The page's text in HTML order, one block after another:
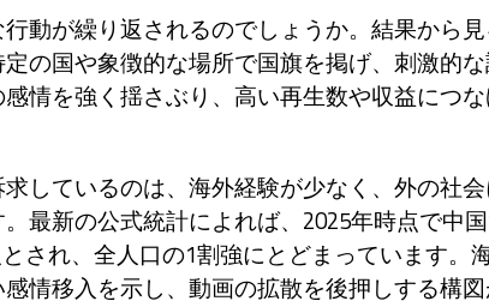
動が繰り返されるのでしょうか。結果から
の国や象徴的な場所で国旗を掲げ、刺激的
情を強く揺さぶり、高い再生数や収益につ
しているのは、海外経験が少なく、外の社
最新の公式統計によれば、2025年時点で中
され、全人口の1割強にとどまっています。
情移入を示し、動画の拡散を後押しする構図